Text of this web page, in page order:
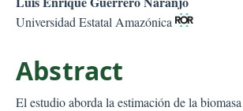
Universidad Estatal Amazónica
Abstract
El estudio aborda la estimación de la biomasa